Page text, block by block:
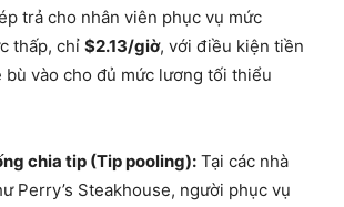
trả cho nhân viên phục vụ mức
thấp, chỉ $2.13/giờ, với điều kiện tiền
bù vào cho đủ mức lương tối thiểu
chia tip (Tip pooling): Tại các nhà
Perry’s Steakhouse, người phục vụ